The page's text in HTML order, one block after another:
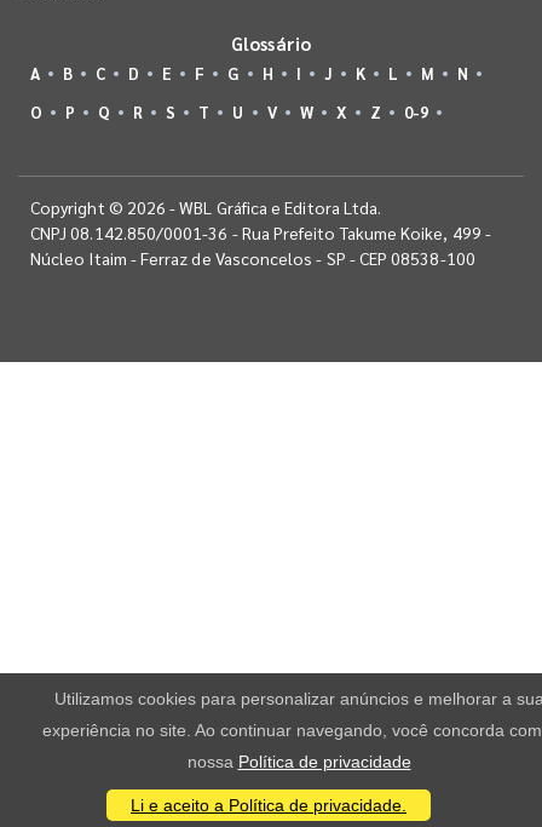
Glossário
A B C D E F G H I J K L M
N
O
P Q R S T U V W X Z 0-9
Copyright © 2026 - WBL Gráfica e Editora Ltda.
CNPJ 08.142.850/0001-36 - Rua Prefeito Takume Koike, 499 -
Núcleo Itaim - Ferraz de Vasconcelos - SP - CEP 08538-100
Utilizamos cookies para personalizar anúncios e melhorar a
experiência no site. Ao continuar navegando, você concorda
nossa Política de privacidade
Li e aceito a Política de privacidade.